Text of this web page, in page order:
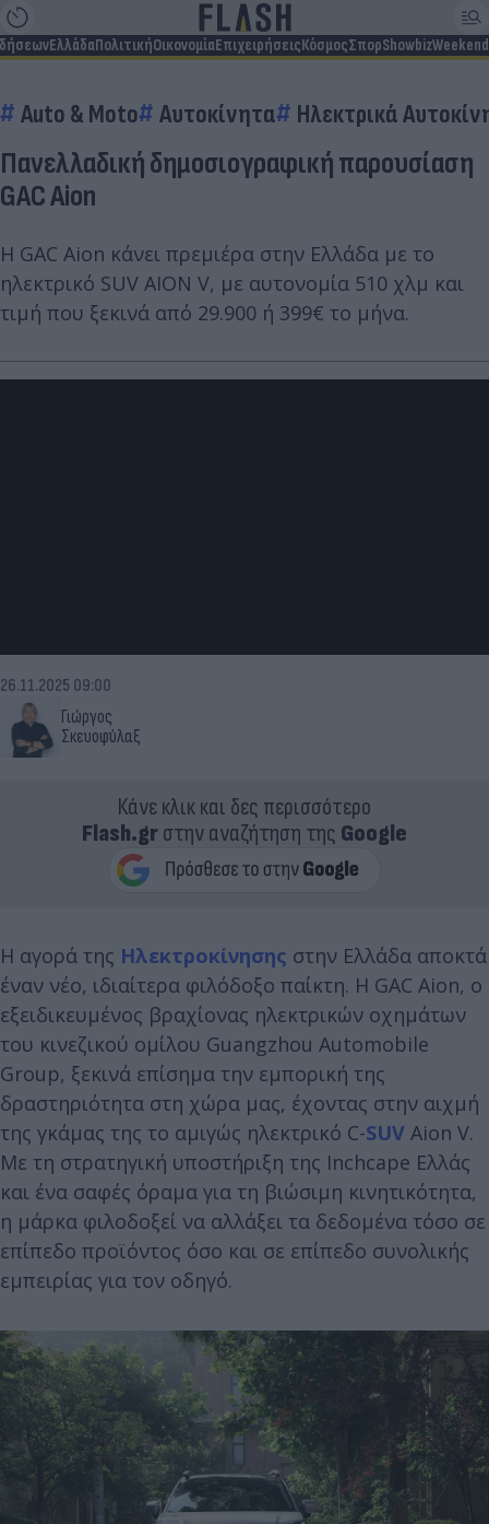
ΕλλάδαΠολιτικήΟικονομίαΕπιχειρήσειςΚόσμοςΣπορShowbizWeekend
Auto & Moto Αυτοκίνητα Ηλεκτρικά
Πανελλαδική δημοσιογραφική παρουσίαση
GAC Aion
Η GAC Aion κάνει πρεμιέρα στην Ελλάδα με το
ηλεκτρικό SUV AION V, με αυτονομία 510 χλμ και
τιμή που ξεκινά από 29.900 ή 399€ το μήνα.
Γιώργος
Σκευοφύλαξ
26.11.2025 09:00
Κάνε κλικ και δες περισσότερο
Flash.grστην αναζήτηση της Google
Η αγορά της Ηλεκτροκίνησης στην Ελλάδα αποκτά
έναν νέο, ιδιαίτερα φιλόδοξο παίκτη. Η GAC Aion, ο
εξειδικευμένος βραχίονας ηλεκτρικών οχημάτων
του κινεζικού ομίλου Guangzhou Automobile
Group, ξεκινά επίσημα την εμπορική της
δραστηριότητα στη χώρα μας, έχοντας στην αιχμή
της γκάμας της το αμιγώς ηλεκτρικό C-SUV Aion V.
Με τη στρατηγική υποστήριξη της Inchcape Ελλάς
και ένα σαφές όραμα για τη βιώσιμη κινητικότητα,
η μάρκα φιλοδοξεί να αλλάξει τα δεδομένα τόσο σε
επίπεδο προϊόντος όσο και σε επίπεδο συνολικής
εμπειρίας για τον οδηγό.